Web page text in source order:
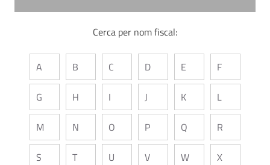
Cerca per nom fiscal:
A B C D E F
G H I J K L
M N O P Q R
S T U V W X